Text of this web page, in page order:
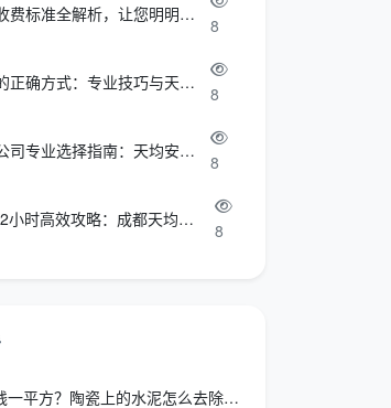
日常保洁收费标准全解析，让您明明白白消费
8
日常保洁的正确方式：专业技巧与天均安洁保洁服务全解析
8
日常保洁公司专业选择指南：天均安洁保洁服务全解析
8
日常保洁2小时高效攻略：成都天均安洁保洁专业时间管理方案
8
开荒保洁多少钱一平方？陶瓷上的水泥怎么去除？天均安洁全解答